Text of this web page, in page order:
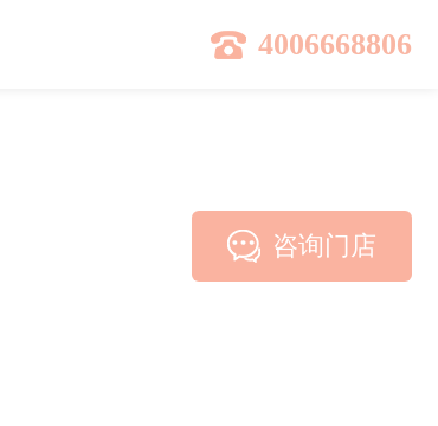
4006668806
咨询门店